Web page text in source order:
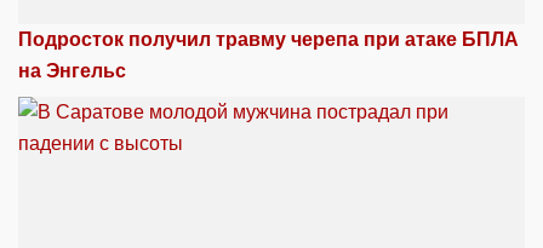
Подросток получил травму черепа при атаке БПЛА
на Энгельс